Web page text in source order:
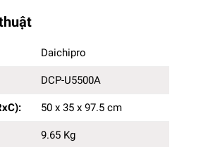
12 tháng chính hãng
50 x 35 x 97.5cm
(Nhật Bản)
Daichipro
DCP-U5500A
50 x 35 x 97.5 cm
9.65 Kg